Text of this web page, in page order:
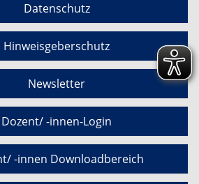
Datenschutz
Hinweisgeberschutz
Newsletter
Dozent/ -innen-Login
-innen Downloadbereich